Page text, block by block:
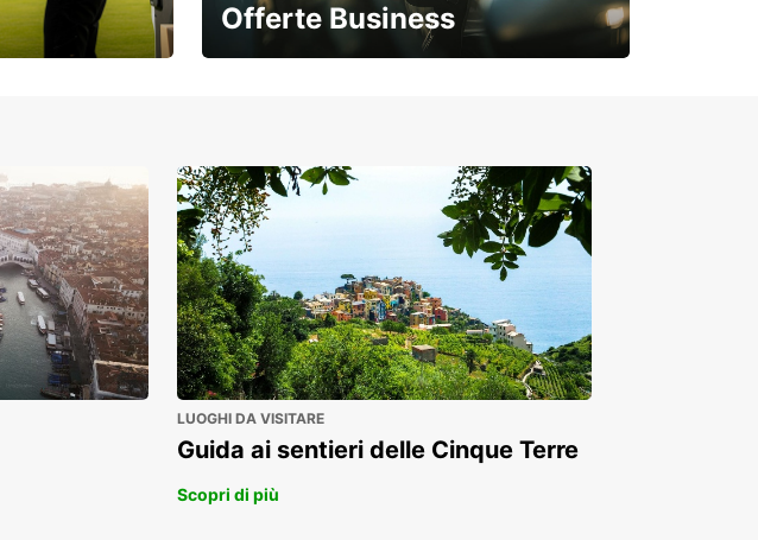
Offerte Business
LUOGHI DA VISITARE
Guida ai sentieri delle Cinque Terre
Scopri di più